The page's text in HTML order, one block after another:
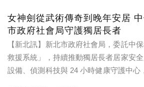
女神劍從武術傳奇到晚年安居 中保科技攜手新北
市政府社會局守護獨居長者
【新北訊】新北市政府社會局，委託中
救援系統」，持續推動獨居長者居家安
設備、偵測科技與 24 小時健康守護中心